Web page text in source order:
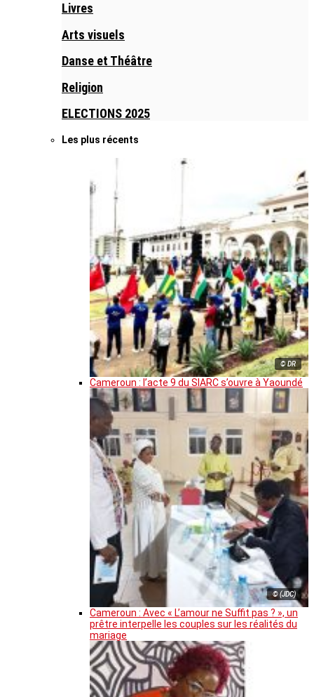
Livres
Arts visuels
Danse et Théâtre
Religion
ELECTIONS 2025
Les plus récents
© DR
Cameroun : l’acte 9 du SIARC s’ouvre à Yaoundé
© (JDC)
Cameroun : Avec « L’amour ne Suffit pas ? », un
prêtre interpelle les couples sur les réalités du
mariage